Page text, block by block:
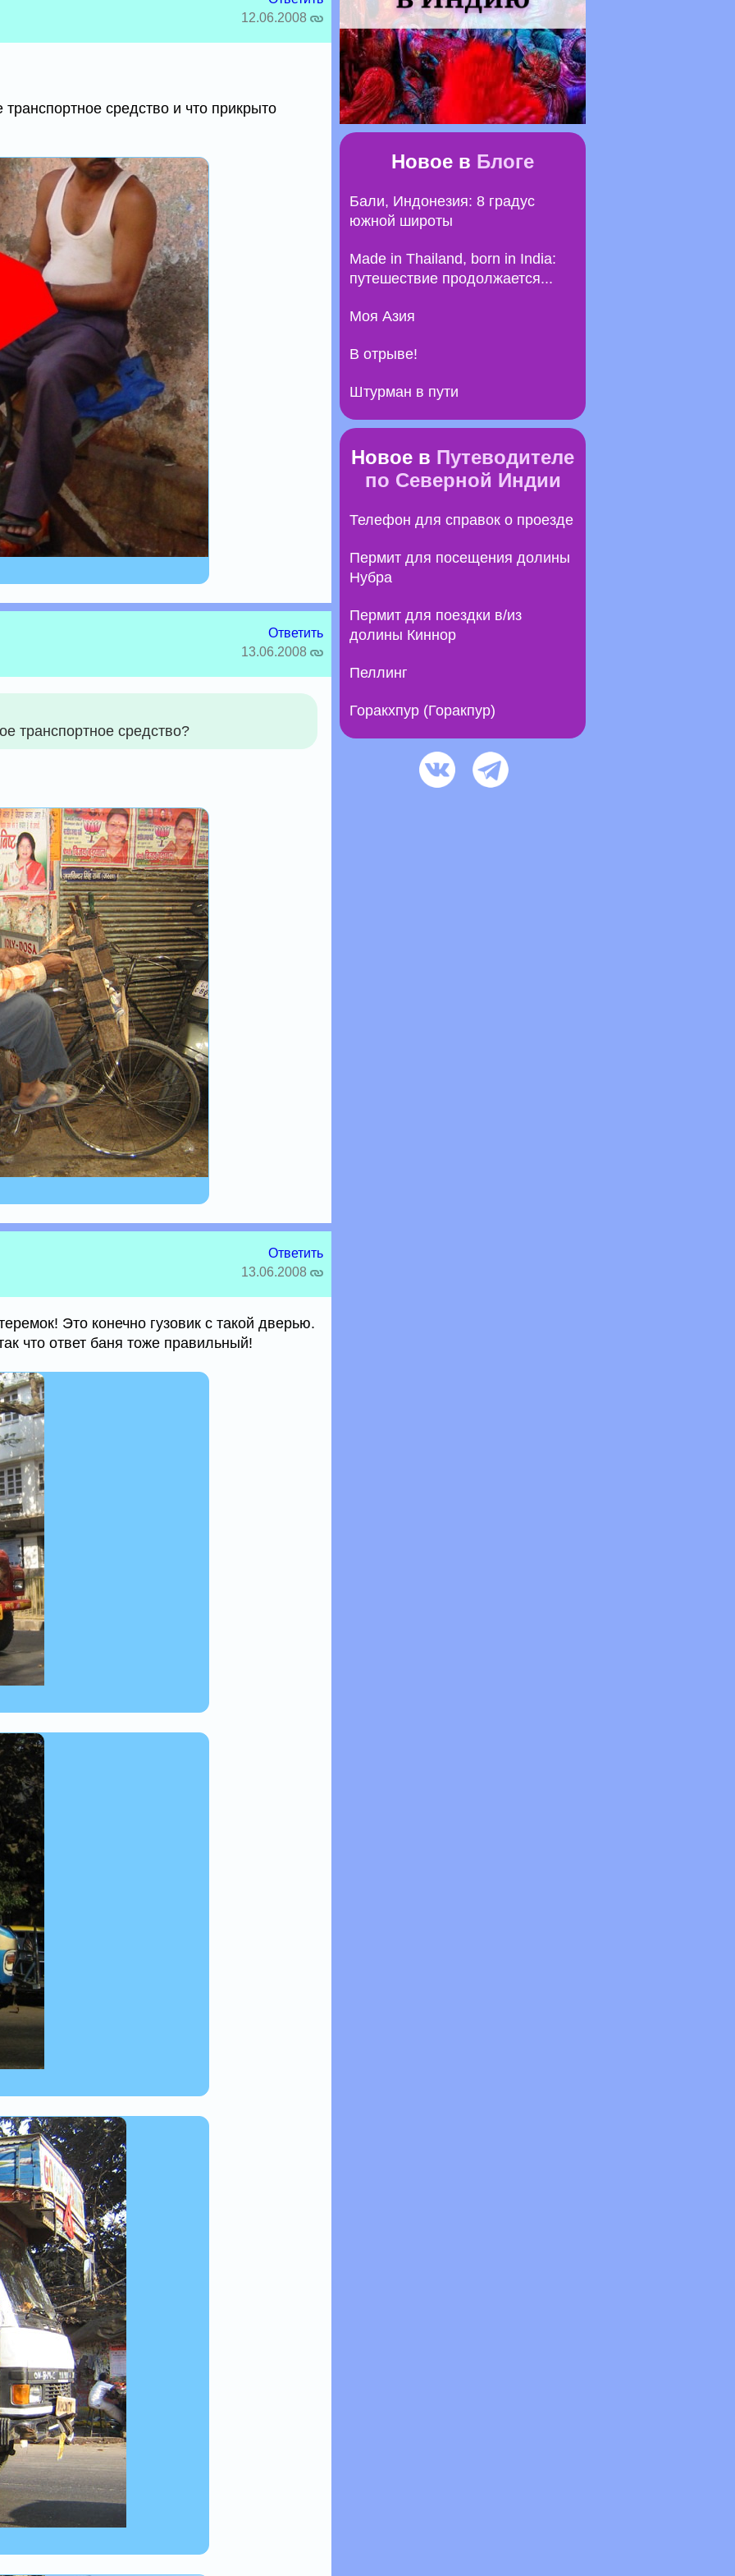
12.06.2008
средство и что прикрыто
Ответить
13.06.2008
транспортное средство?
Ответить
13.06.2008
Это конечно гузовик с такой дверью.
что ответ баня тоже правильный!
Новое в Блоге
Бали, Индонезия: 8 градус
южной широты
Made in Thailand, born in India:
путешествие продолжается...
Моя Азия
В отрыве!
Штурман в пути
Новое в Путеводителе
по Северной Индии
Телефон для справок о проезде
Пермит для посещения долины
Нубра
Пермит для поездки в/из
долины Киннор
Пеллинг
Горакхпур (Горакпур)